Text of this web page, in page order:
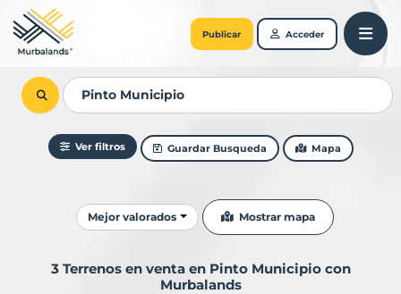
Publicar Acceder
Ver filtros Guardar Busqueda Mapa
Ordenar resultados
Mejor valorados Mostrar mapa
3 Terrenos en venta en Pinto Municipio con
Murbalands